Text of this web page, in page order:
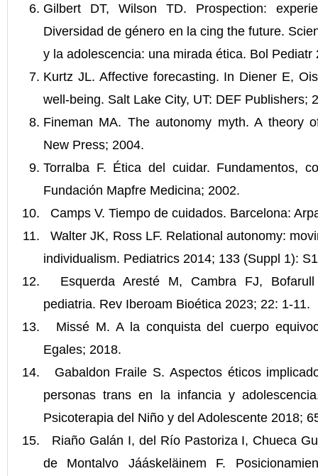
Gilbert DT, Wilson TD. Prospection:
Diversidad de género en la cing the future.
y la adolescencia: una mirada ética. Bol Pediatr
Kurtz JL. Affective forecasting. In Diener E,
well-being. Salt Lake City, UT: DEF Publishers;
Fineman MA. The autonomy myth. A theory
New Press; 2004.
Torralba F. Ética del cuidar. Fundamentos,
Fundación Mapfre Medicina; 2002.
Camps V. Tiempo de cuidados. Barcelona:
Walter JK, Ross LF. Relational autonomy:
individualism. Pediatrics 2014; 133 (Suppl 1):
Esquerda Aresté M, Cambra FJ,
pediatria. Rev Iberoam Bioética 2023; 22: 1-11.
Missé M. A la conquista del cuerpo
Egales; 2018.
Gabaldon Fraile S. Aspectos éticos
personas trans en la infancia y
Psicoterapia del Niño y del Adolescente 2018;
Riaño Galán I, del Río Pastoriza I, Chueca
de Montalvo Jááskeläinem F.